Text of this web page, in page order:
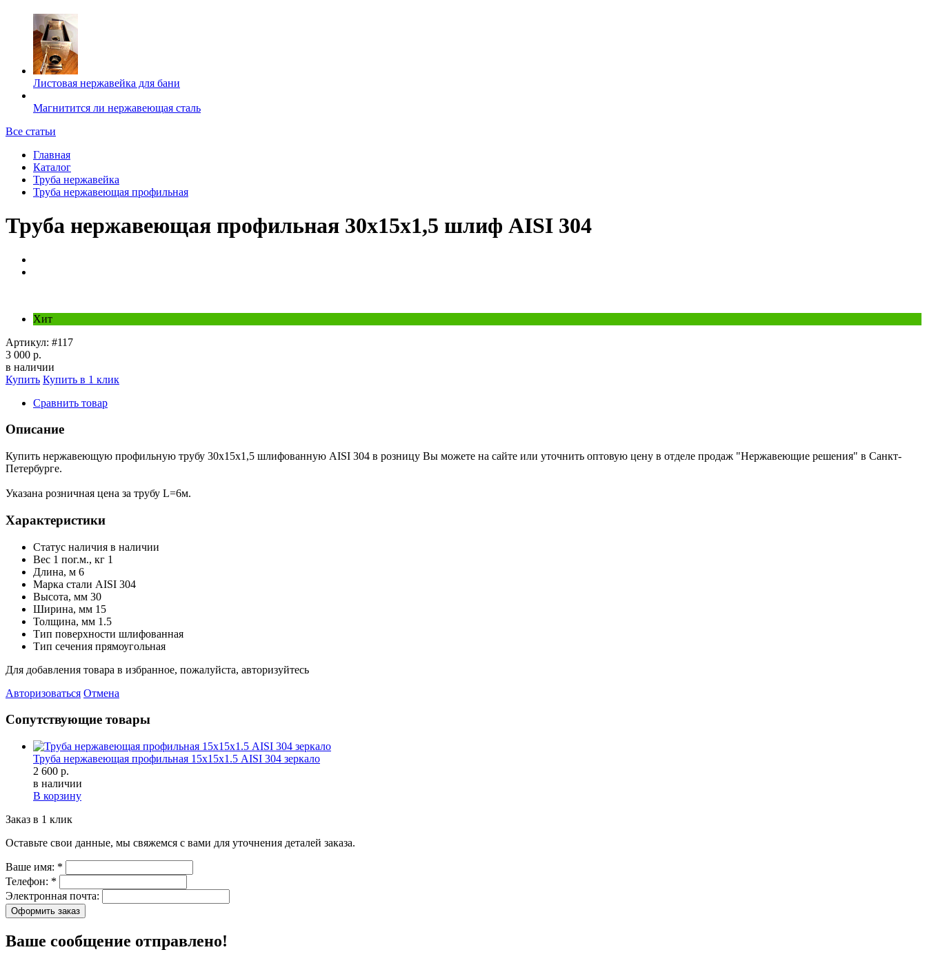
Листовая нержавейка для бани
Магнитится ли нержавеющая сталь
Все статьи
Главная
Каталог
Труба нержавейка
Труба нержавеющая профильная
Труба нержавеющая профильная 30х15х1,5 шлиф AISI 304
Хит
Артикул: #117
3 000 р.
в наличии
Купить Купить в 1 клик
Сравнить товар
Описание
Купить нержавеющую профильную трубу 30х15х1,5 шлифованную AISI 304 в розницу Вы можете на сайте или уточнить оптовую цену в отделе продаж "Нержавеющие решения" в Санкт-
Петербурге.
Указана розничная цена за трубу L=6м.
Характеристики
Статус наличия в наличии
Вес 1 пог.м., кг 1
Длина, м 6
Марка стали AISI 304
Высота, мм 30
Ширина, мм 15
Толщина, мм 1.5
Тип поверхности шлифованная
Тип сечения прямоугольная
Для добавления товара в избранное, пожалуйста, авторизуйтесь
Авторизоваться Отмена
Сопутствующие товары
Труба нержавеющая профильная 15х15х1.5 AISI 304 зеркало
2 600 р.
в наличии
В корзину
Заказ в 1 клик
Оставьте свои данные, мы свяжемся с вами для уточнения деталей заказа.
Ваше имя: *
Телефон: *
Электронная почта:
Оформить заказ
Ваше сообщение отправлено!